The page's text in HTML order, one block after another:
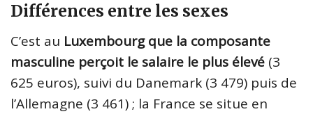
Différences entre les sexes
C’est au Luxembourg que la composante
masculine perçoit le salaire le plus élevé (3
625 euros), suivi du Danemark (3 479) puis de
l’Allemagne (3 461) ; la France se situe en